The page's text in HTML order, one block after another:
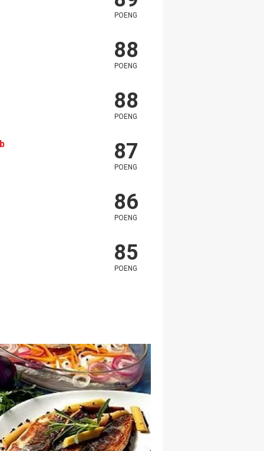
POENG
88
POENG
88
POENG
87
POENG
86
POENG
85
POENG